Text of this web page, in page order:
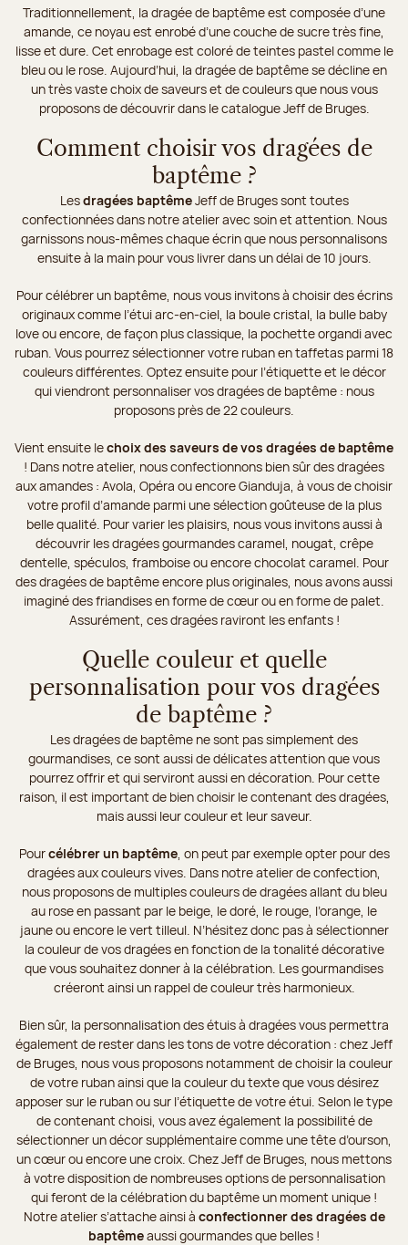
Traditionnellement, la dragée de baptême est composée d’une
amande, ce noyau est enrobé d’une couche de sucre très fine,
lisse et dure. Cet enrobage est coloré de teintes pastel comme le
bleu ou le rose. Aujourd’hui, la dragée de baptême se décline en
un très vaste choix de saveurs et de couleurs que nous vous
proposons de découvrir dans le catalogue Jeff de Bruges.
Comment choisir vos dragées de
baptême ?
Lesdragées baptêmeJeff de Bruges sont toutes
confectionnées dans notre atelier avec soin et attention. Nous
garnissons nous-mêmes chaque écrin que nous personnalisons
ensuite à la main pour vous livrer dans un délai de 10 jours.
Pour célébrer un baptême, nous vous invitons à choisir des écrins
originaux comme l’étui arc-en-ciel, la boule cristal, la bulle baby
love ou encore, de façon plus classique, la pochette organdi avec
ruban. Vous pourrez sélectionner votre ruban en taffetas parmi 18
couleurs différentes. Optez ensuite pour l’étiquette et le décor
qui viendront personnaliser vos dragées de baptême : nous
proposons près de 22 couleurs.
Vient ensuite lechoix des saveurs de vos dragées de baptême
! Dans notre atelier, nous confectionnons bien sûr des dragées
aux amandes : Avola, Opéra ou encore Gianduja, à vous de choisir
votre profil d’amande parmi une sélection goûteuse de la plus
belle qualité. Pour varier les plaisirs, nous vous invitons aussi à
découvrir les dragées gourmandes caramel, nougat, crêpe
dentelle, spéculos, framboise ou encore chocolat caramel. Pour
des dragées de baptême encore plus originales, nous avons aussi
imaginé des friandises en forme de cœur ou en forme de palet.
Assurément, ces dragées raviront les enfants !
Quelle couleur et quelle
personnalisation pour vos dragées
de baptême ?
Les dragées de baptême ne sont pas simplement des
gourmandises, ce sont aussi de délicates attention que vous
pourrez offrir et qui serviront aussi en décoration. Pour cette
raison, il est important de bien choisir le contenant des dragées,
mais aussi leur couleur et leur saveur.
Pourcélébrer un baptême, on peut par exemple opter pour des
dragées aux couleurs vives. Dans notre atelier de confection,
nous proposons de multiples couleurs de dragées allant du bleu
au rose en passant par le beige, le doré, le rouge, l’orange, le
jaune ou encore le vert tilleul. N’hésitez donc pas à sélectionner
la couleur de vos dragées en fonction de la tonalité décorative
que vous souhaitez donner à la célébration. Les gourmandises
créeront ainsi un rappel de couleur très harmonieux.
Bien sûr, la personnalisation des étuis à dragées vous permettra
également de rester dans les tons de votre décoration : chez Jeff
de Bruges, nous vous proposons notamment de choisir la couleur
de votre ruban ainsi que la couleur du texte que vous désirez
apposer sur le ruban ou sur l’étiquette de votre étui. Selon le type
de contenant choisi, vous avez également la possibilité de
sélectionner un décor supplémentaire comme une tête d’ourson,
un cœur ou encore une croix. Chez Jeff de Bruges, nous mettons
à votre disposition de nombreuses options de personnalisation
qui feront de la célébration du baptême un moment unique !
Notre atelier s’attache ainsi à confectionner des dragées de
baptêmeaussi gourmandes que belles !